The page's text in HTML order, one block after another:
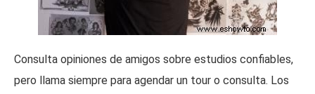
Consulta opiniones de amigos sobre estudios confiables,
pero llama siempre para agendar un tour o consulta. Los